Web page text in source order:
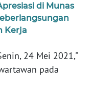
di Munas
Kerja
24 Mei 2021,"
pada